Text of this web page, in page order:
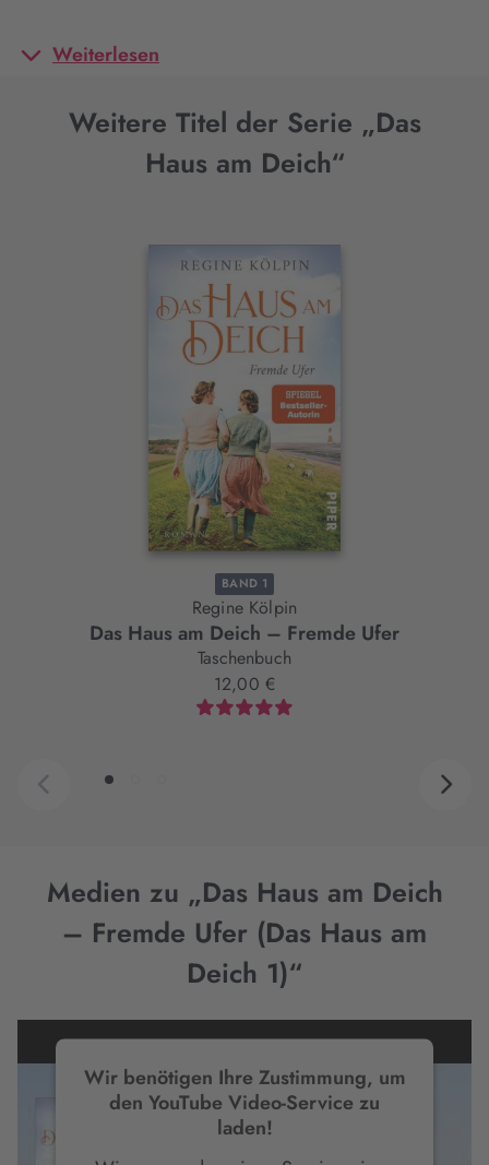
Weiterlesen
Weitere Titel der Serie „Das
Haus am Deich“
Interaktives
BAND 1
Regine Kölpin
Das Haus am Deich – Fremde Ufer
Taschenbuch
12,00 €
Medien zu „Das Haus am Deich
– Fremde Ufer (Das Haus am
Deich 1)“
Wir benötigen Ihre Zustimmung, um
den YouTube Video-Service zu
laden!